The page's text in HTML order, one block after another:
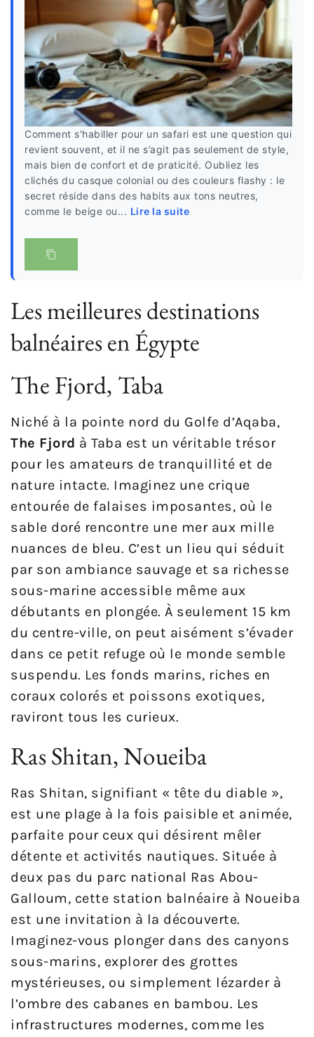
Comment s'habiller pour un safari est une question qui
revient souvent, et il ne s’agit pas seulement de style,
mais bien de confort et de praticité. Oubliez les
clichés du casque colonial ou des couleurs flashy : le
secret réside dans des habits aux tons neutres,
comme le beige ou... Lire la suite
Les meilleures destinations
balnéaires en Égypte
The Fjord, Taba
Niché à la pointe nord du Golfe d’Aqaba,
The Fjord à Taba est un véritable trésor
pour les amateurs de tranquillité et de
nature intacte. Imaginez une crique
entourée de falaises imposantes, où le
sable doré rencontre une mer aux mille
nuances de bleu. C’est un lieu qui séduit
par son ambiance sauvage et sa richesse
sous-marine accessible même aux
débutants en plongée. À seulement 15 km
du centre-ville, on peut aisément s’évader
dans ce petit refuge où le monde semble
suspendu. Les fonds marins, riches en
coraux colorés et poissons exotiques,
raviront tous les curieux.
Ras Shitan, Noueiba
Ras Shitan, signifiant « tête du diable »,
est une plage à la fois paisible et animée,
parfaite pour ceux qui désirent mêler
détente et activités nautiques. Située à
deux pas du parc national Ras Abou-
Galloum, cette station balnéaire à Noueiba
est une invitation à la découverte.
Imaginez-vous plonger dans des canyons
sous-marins, explorer des grottes
mystérieuses, ou simplement lézarder à
l’ombre des cabanes en bambou. Les
infrastructures modernes, comme les